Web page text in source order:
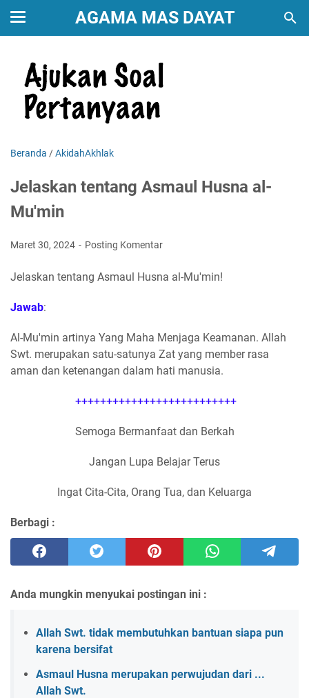
AGAMA MAS DAYAT
Beranda /AkidahAkhlak
Jelaskan tentang Asmaul Husna al-
Mu'min
Maret 30, 2024 Posting Komentar
Jelaskan tentang Asmaul Husna al-Mu'min!
Jawab:
Al-Mu'min artinya Yang Maha Menjaga Keamanan. Allah
Swt. merupakan satu-satunya Zat yang member rasa
aman dan ketenangan dalam hati manusia.
++++++++++++++++++++++++++
Semoga Bermanfaat dan Berkah
Jangan Lupa Belajar Terus
Ingat Cita-Cita, Orang Tua, dan Keluarga
Berbagi :
Anda mungkin menyukai postingan ini :
Allah Swt. tidak membutuhkan bantuan siapa pun
karena bersifat
Asmaul Husna merupakan perwujudan dari ...
Allah Swt.